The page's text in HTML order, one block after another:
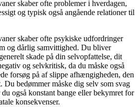
skaber ofte problemer i hverdagen,
og typisk også angående relationer til
skaber ofte psykiske udfordringer
og dårlig samvittighed. Du bliver
skade på din selvopfattelse, dit
og selvkritisk, da du måske også
forsøg på af slippe afhængigheden, den
Du bedømmer måske dig selv som svag
også konstant bange eller bekymret for
konsekvenser.